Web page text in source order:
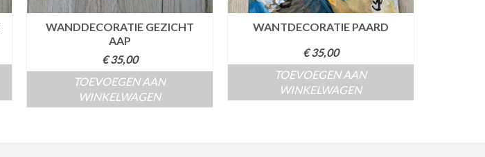
WANDDECORATIE GEZICHT
AAP
€35,00
TOEVOEGEN AAN
WINKELWAGEN
WANTDECORATIE PAARD
€35,00
TOEVOEGEN AAN
WINKELWAGEN